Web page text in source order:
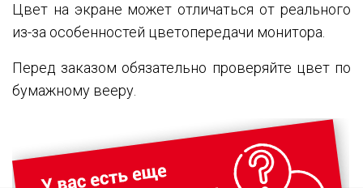
Цвет на экране может отличаться от реального
из-за особенностей цветопередачи монитора.
Перед заказом обязательно проверяйте цвет по
бумажному вееру.